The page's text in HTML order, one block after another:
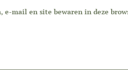
e-mail en site bewaren in deze